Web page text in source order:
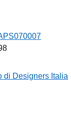
di Designers Italia